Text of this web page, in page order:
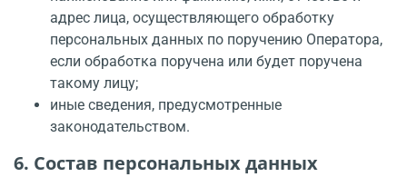
адрес лица, осуществляющего обработку
персональных данных по поручению Оператора,
если обработка поручена или будет по­ручена
такому лицу;
иные сведения, предусмотренные
законодательством.
6. Состав персональных данных